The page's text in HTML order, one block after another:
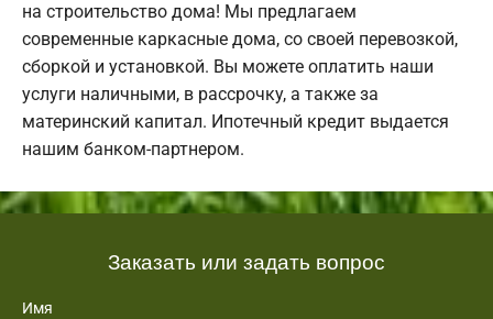
на строительство дома! Мы предлагаем
современные каркасные дома, со своей перевозкой,
сборкой и установкой. Вы можете оплатить наши
услуги наличными, в рассрочку, а также за
материнский капитал. Ипотечный кредит выдается
нашим банком-партнером.
Заказать или задать вопрос
Имя